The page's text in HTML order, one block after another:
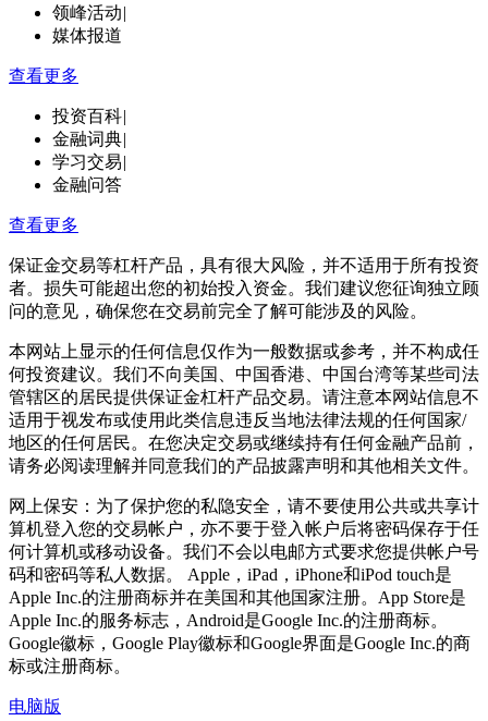
领峰活动|
媒体报道
查看更多
投资百科|
金融词典|
学习交易|
金融问答
查看更多
保证金交易等杠杆产品，具有很大风险，并不适用于所有投资
者。损失可能超出您的初始投入资金。我们建议您征询独立顾
问的意见，确保您在交易前完全了解可能涉及的风险。
本网站上显示的任何信息仅作为一般数据或参考，并不构成任
何投资建议。我们不向美国、中国香港、中国台湾等某些司法
管辖区的居民提供保证金杠杆产品交易。请注意本网站信息不
适用于视发布或使用此类信息违反当地法律法规的任何国家/
地区的任何居民。在您决定交易或继续持有任何金融产品前，
请务必阅读理解并同意我们的产品披露声明和其他相关文件。
网上保安：为了保护您的私隐安全，请不要使用公共或共享计
算机登入您的交易帐户，亦不要于登入帐户后将密码保存于任
何计算机或移动设备。我们不会以电邮方式要求您提供帐户号
码和密码等私人数据。 Apple，iPad，iPhone和iPod touch是
Apple Inc.的注册商标并在美国和其他国家注册。App Store是
Apple Inc.的服务标志，Android是Google Inc.的注册商标。
Google徽标，Google Play徽标和Google界面是Google Inc.的商
标或注册商标。
电脑版